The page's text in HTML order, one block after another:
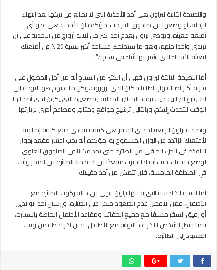
والنصيحة الثانية لبراون هى أخذ الأحذية التي لا تمانع في تركها بعد انتهاء
الرحلة، أو وضعها فى صندوق التبرعات، مؤكدة أن الأحذية هي عدو أي
أمتعة معبأة، وتوصي براون بعدم أخذ أكثر من ثلاثة أزواج من الأحذية على أن
ترتدى واحدا منهم، وهو ما سيمنحك مساحة أكبر بنسبة 20 % في أمتعتك
لتعبئة الأشياء التي اشتريتها أثناء في سفرك”.
أما النصيحة الثالثة لبراون فهى أن الكثير من السياح أنه من أجل الحصول على
تجربة أكثر أصالة وارتباطا بالمكان الذى يزورونه،وكل ما عليهم هو التوجه إلى
الشوارع الجانبية حيث توجد المتاجر المحلية والصغيرة التى يكون لدى أصحابها
الوقت للتحدث إليكم، وبالتالى ترشيح مواقع ومتاجر ومطاعم أخرى لزيارتها.
ونصيحة براون الرابعة لمحبى السفر هى كيفية تفادى دفع كلفة إضافية
لأمتعتك الزائدة عن الوزن المسموح به، مؤكده أنه يجب اختيار مقعد بجوار
النافذة فى الجزء الخلفى من الطائرة حتى تجد مكانا فى الصندوق العلوى
لوضع حقيبتك، حيث أنه إذا اخترت مقعدًا في مقدمة الطائرة في الممر وأنت
في المنطقة الخامسة، فلن تتمكن من أخذ حقيبتك.
أما النيحة الخامسة التى قالتها براون فهى فى حالة ركوب الطائرة مع
الأطفال، فمن الأفضل عدم الصعود مبكرا على الطائرة، وإرسال أحد الوالدين
أو رفيق السفر مسبقًا مع جميع الحقائب ومقاعد الأطفال الخاصة بالسيارة،
بينما ينتظر الشخص الآخر عند البوابة مع الأطفال، لحين آخر لحظة من وقت
الصعود إلى الطائرة.